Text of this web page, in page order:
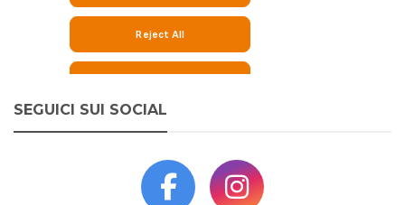
SEGUICI SUI SOCIAL